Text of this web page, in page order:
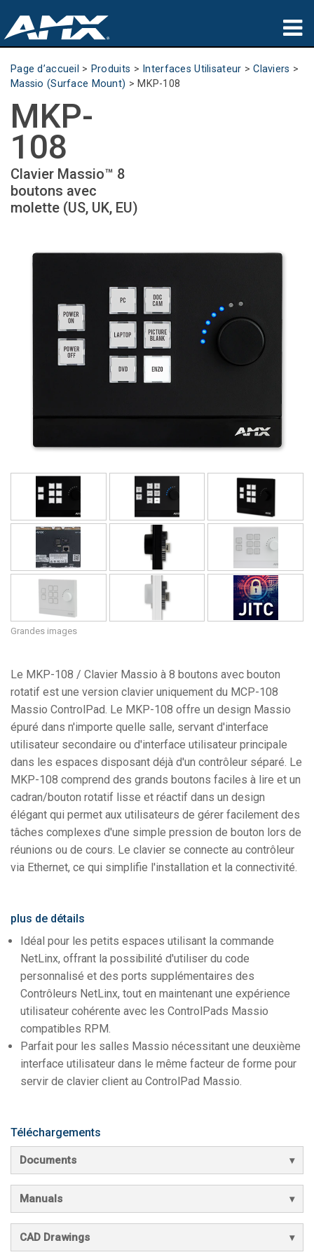
Produits
Partners
Où acheter
Formation
À propos de
Langue/Région
Page d’accueil > Produits > Interfaces Utilisateur >Claviers >
Massio (Surface Mount) > MKP-108
MKP-
108
Clavier Massio™ 8
boutons avec
molette (US, UK, EU)
Grandes images
Le MKP-108 / Clavier Massio à 8 boutons avec bouton
rotatif est une version clavier uniquement du MCP-108
Massio ControlPad. Le MKP-108 offre un design Massio
épuré dans n'importe quelle salle, servant d'interface
utilisateur secondaire ou d'interface utilisateur principale
dans les espaces disposant déjà d'un contrôleur séparé. Le
MKP-108 comprend des grands boutons faciles à lire et un
cadran/bouton rotatif lisse et réactif dans un design
élégant qui permet aux utilisateurs de gérer facilement des
tâches complexes d'une simple pression de bouton lors de
réunions ou de cours. Le clavier se connecte au contrôleur
via Ethernet, ce qui simplifie l'installation et la connectivité.
plus de détails
Idéal pour les petits espaces utilisant la commande
NetLinx, offrant la possibilité d'utiliser du code
personnalisé et des ports supplémentaires des
Contrôleurs NetLinx, tout en maintenant une expérience
utilisateur cohérente avec les ControlPads Massio
compatibles RPM.
Parfait pour les salles Massio nécessitant une deuxième
interface utilisateur dans le même facteur de forme pour
servir de clavier client au ControlPad Massio.
Téléchargements
Documents
Manuals
CAD Drawings